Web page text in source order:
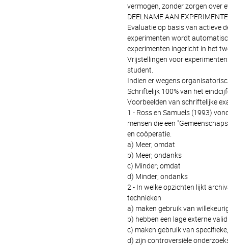
vermogen, zonder zorgen over
DEELNAME AAN
Evaluatie op basis van actieve
experimenten wordt
experimenten ingericht in het
Vrijstellingen voor
student.
Indien er wegens
Schriftelijk 100% van het
Voorbeelden van schriftelijke
1 - Ross en Samuels (1993)
mensen die een
en coöperatie.
a) Meer; omdat
b) Meer; ondanks
c) Minder; omdat
d) Minder; ondanks
2 - In welke opzichten lijkt
technieken
a) maken gebruik van
b) hebben een lage externe
c) maken gebruik van
d) zijn controversiële